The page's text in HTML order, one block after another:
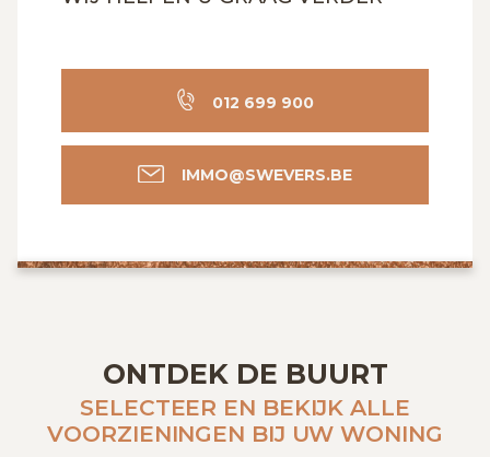
012 699 900
IMMO@SWEVERS.BE
ONTDEK DE BUURT
SELECTEER EN BEKIJK ALLE
VOORZIENINGEN BIJ UW WONING